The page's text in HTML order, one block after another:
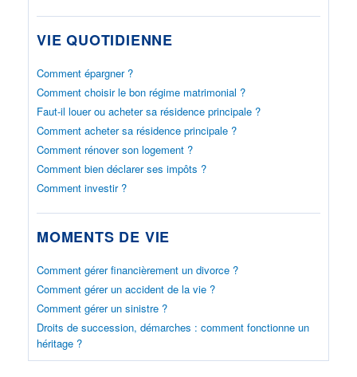
VIE QUOTIDIENNE
Comment épargner ?
Comment choisir le bon régime matrimonial ?
Faut-il louer ou acheter sa résidence principale ?
Comment acheter sa résidence principale ?
Comment rénover son logement ?
Comment bien déclarer ses impôts ?
Comment investir ?
MOMENTS DE VIE
Comment gérer financièrement un divorce ?
Comment gérer un accident de la vie ?
Comment gérer un sinistre ?
Droits de succession, démarches : comment fonctionne un
héritage ?